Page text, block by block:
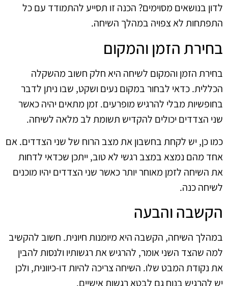
לדון בנושאים מסוימים? הכנה זו תסייע להתמודד עם כל
התפתחות לא צפויה במהלך השיחה.
בחירת הזמן והמקום
בחירת הזמן והמקום לשיחה היא חלק חשוב מהשקלה
הכללית. כדאי לבחור במקום נעים ושקט, שבו ניתן לדבר
בחופשיות מבלי להרגיש מופרעים. זמן מתאים יהיה כאשר
שני הצדדים יכולים להקדיש תשומת לב מלאה לשיחה.
כמו כן, יש לקחת בחשבון את מצב הרוח של שני הצדדים. אם
אחד מהם נמצא במצב רגשי לא טוב, ייתכן שכדאי לדחות
את השיחה לזמן מאוחר יותר כאשר שני הצדדים יהיו מוכנים
לשיחה כנה.
הקשבה והבעה
במהלך השיחה, הקשבה היא מיומנות חיונית. חשוב להקשיב
למה שהצד השני אומר, להרגיש את רגשותיו ולנסות להבין
את נקודת המבט שלו. השיחה צריכה להיות דו-כיוונית, ולכן
יש להרגיש בנוח גם לבטא רגשות אישיים.